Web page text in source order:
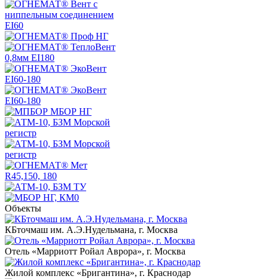
Объекты
КБточмаш им. А.Э.Нудельмана, г. Москва
Отель «Марриотт Ройал Аврора», г. Москва
Жилой комплекс «Бригантина», г. Краснодар